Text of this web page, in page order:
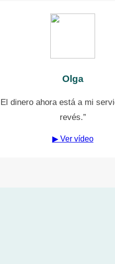
Olga
dinero ahora está a mi
revés.”
▶ Ver vídeo